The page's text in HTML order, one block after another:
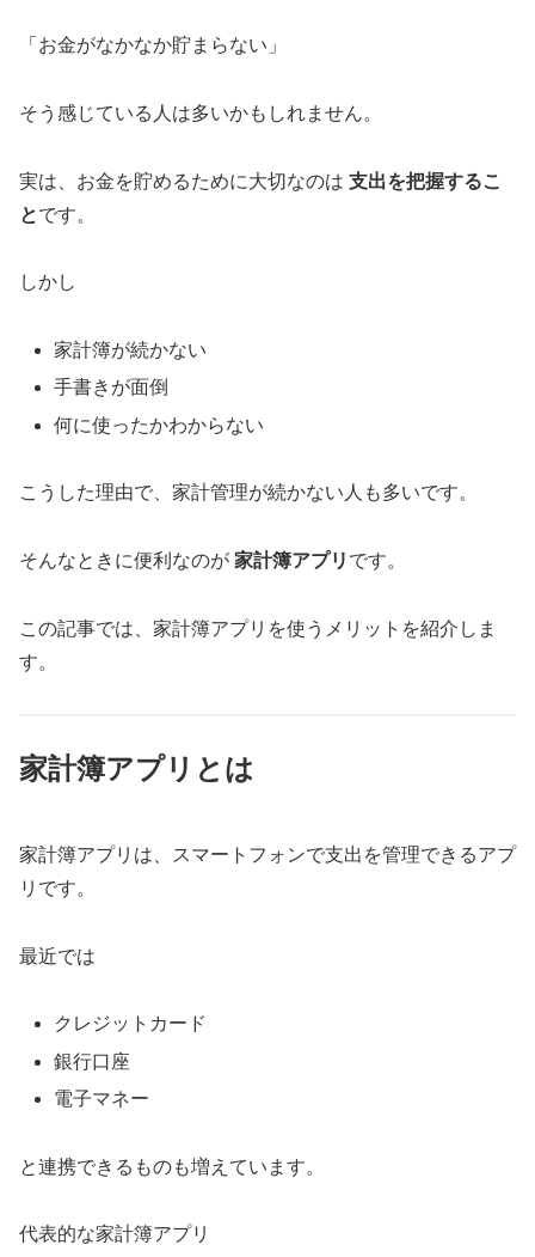
「お金がなかなか貯まらない」
そう感じている人は多いかもしれません。
実は、お金を貯めるために大切なのは 支出を把握するこ
とです。
しかし
家計簿が続かない
手書きが面倒
何に使ったかわからない
こうした理由で、家計管理が続かない人も多いです。
そんなときに便利なのが 家計簿アプリ です。
この記事では、家計簿アプリを使うメリットを紹介しま
す。
家計簿アプリとは
家計簿アプリは、スマートフォンで支出を管理できるアプ
リです。
最近では
クレジットカード
銀行口座
電子マネー
と連携できるものも増えています。
代表的な家計簿アプリ